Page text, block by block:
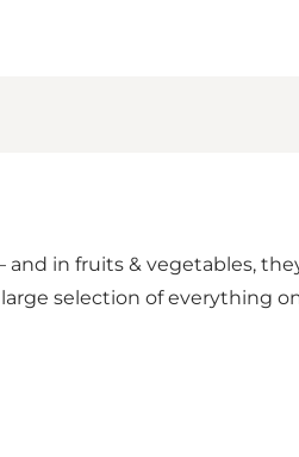
in fruits & vegetables,
selection of everything